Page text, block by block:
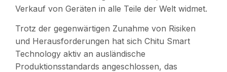
Verkauf von Geräten in alle Teile der Welt widmet.
Trotz der gegenwärtigen Zunahme von Risiken
und Herausforderungen hat sich Chitu Smart
Technology aktiv an ausländische
Produktionsstandards angeschlossen, das